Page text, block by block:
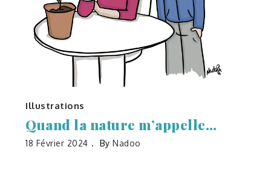
Illustrations
Quand la nature m’appelle…
18 Février 2024 ByNadoo